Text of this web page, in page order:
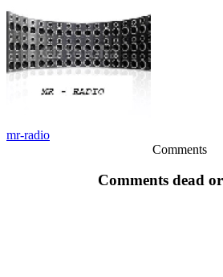
mr-radio
Comments
Comments dead